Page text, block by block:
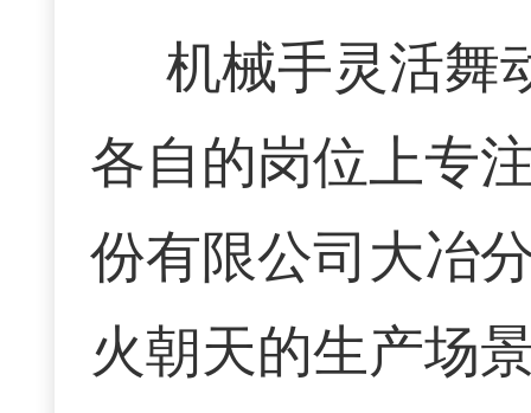
机械手灵活舞
各自的岗位上专
份有限公司大冶
火朝天的生产场